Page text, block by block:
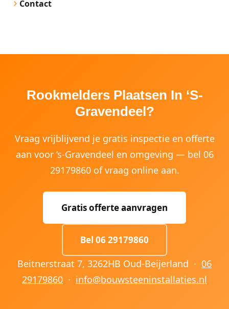
Contact
Rookmelders Plaatsen In ‘s-
Gravendeel?
Vraag vrijblijvend je gratis inspectie en offerte
aan voor ‘s-Gravendeel en omgeving — bel 06
29179860 of vraag online aan.
Gratis offerte aanvragen
Bel 06 29179860
Beitnerstraat 7, 3262HB Oud-Beijerland · 06
29179860 · info@bouwsteeninstallaties.nl